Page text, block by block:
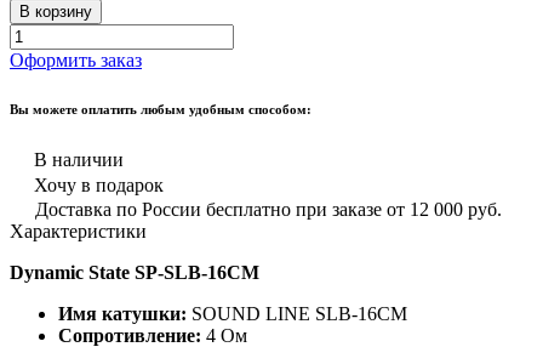
В корзину
Оформить заказ
Вы можете оплатить любым удобным способом:
В наличии
Хочу в подарок
Доставка по России бесплатно при заказе от 12 000 руб.
Характеристики
Dynamic State SP-SLB-16CM
Имя катушки: SOUND LINE SLB-16CM
Сопротивление: 4 Ом